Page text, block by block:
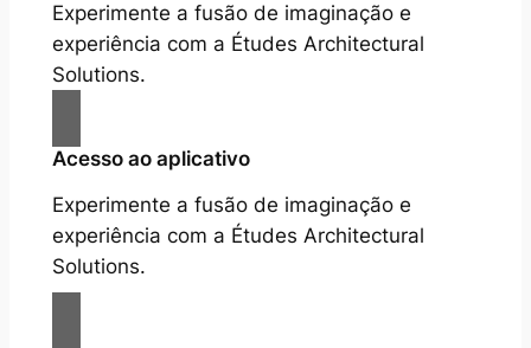
Experimente a fusão de imaginação e
experiência com a Études Architectural
Solutions.
Acesso ao aplicativo
Experimente a fusão de imaginação e
experiência com a Études Architectural
Solutions.